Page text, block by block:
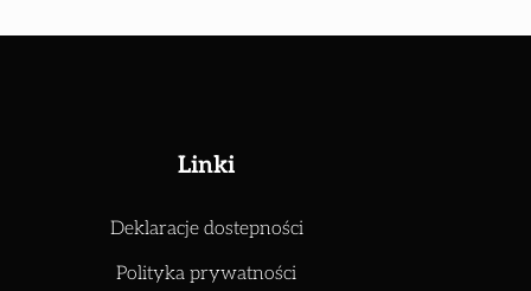
Linki
Deklaracje dostepności
Polityka prywatności